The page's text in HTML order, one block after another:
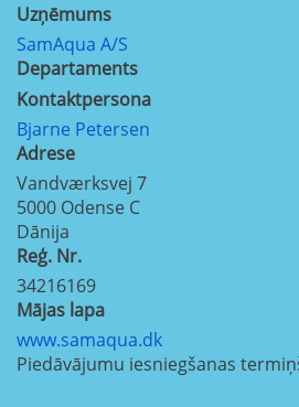
Uzņēmums
SamAqua A/S
Departaments
Kontaktpersona
Bjarne Petersen
Adrese
Vandværksvej 7
5000 Odense C
Dānija
Reģ. Nr.
34216169
Mājas lapa
www.samaqua.dk
Piedāvājumu iesniegšanas